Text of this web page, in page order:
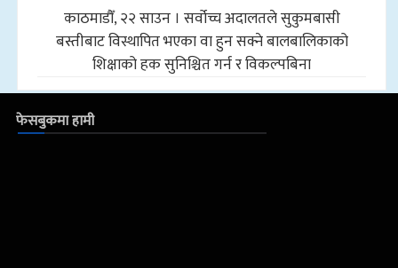
काठमाडौँ, २२ साउन । सर्वोच्च अदालतले सुकुमबासी
बस्तीबाट विस्थापित भएका वा हुन सक्ने बालबालिकाको
शिक्षाको हक सुनिश्चित गर्न र विकल्पबिना
फेसबुकमा हामी